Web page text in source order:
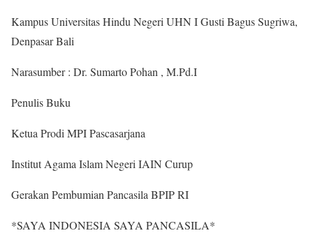
Kampus Universitas Hindu Negeri UHN I Gusti Bagus Sugriwa,
Denpasar Bali
Narasumber : Dr. Sumarto Pohan , M.Pd.I
Penulis Buku
Ketua Prodi MPI Pascasarjana
Institut Agama Islam Negeri IAIN Curup
Gerakan Pembumian Pancasila BPIP RI
*SAYA INDONESIA SAYA PANCASILA*